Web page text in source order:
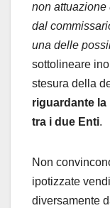
non attuazione
dal
una delle
sottolineare
stesura della
riguardante
tra i due Enti.
Non
ipotizzate
diversamente